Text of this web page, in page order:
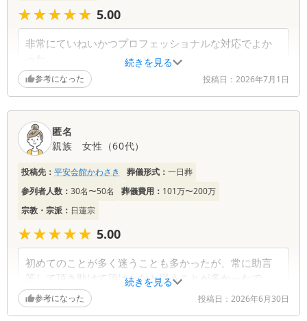
をいただき、一同大変感激しております。当日はご
不安なことも多かったかと存じますが、「心強かっ
た」「お電話が助かった」とのご感想を伺い、少し
でもお力になれたのであれば、私共にとりましても
何よりの救いでございます。 どのようなご要望に
対しても、できる限りご希望に添えるよう努めさせ
ていただきましたが、ご満足いただけたご様子に安
堵いたしました。 改めまして、大切な方のご葬儀
ました。 ご遺族の皆様におかれましては、どうか
お体を大切になさってください。
続きを見る
★★★★★
★★★★★ 5.00
非常にていねいかつプロフェッショナルな対応でよか
家族からも非常によい対応をしてくれたといわれた。
問題ありません。毎日ドライアイスをもってきてもら
特に対応して頂いた方は、私が葬儀おえ帰る際に深く
おじきしてもらい感動した。
葬儀社からの返信コメント
この度は、ご多忙中にもかかわらず大変温かいクチ
コミをご投稿いただき、誠にありがとうございま
す。 ご遺族の皆様からも「非常によい対応だっ
た」と仰っていただけたとのこと、私どもにとって
これ以上の喜びはございません。プロフェッショナ
ルとして安心をお届けできたのであれば、大変光栄
に存じます。 また、毎日のドライアイスの処置に
つきましても、お礼のお言葉をいただき恐縮でござ
います。故人様と過ごされる大切なお時間を、少し
参考になった 投稿日： 2026年7月1日
続きを見る
匿名
親族
女性 （60代）
投稿先： 平安会館かわさき 葬儀形式： 一日葬
参列者人数： 30名〜50名 葬儀費用： 101万〜200万
宗教・宗派： 日蓮宗
★★★★★
★★★★★ 5.00
初めてのことが多く迷うことも多かったが、常に助言
等して頂き助けて頂けたなと思うことが多かったで
す。
思っていた以上に安心して見送れ、とても感謝してい
参考になった 投稿日： 2026年6月30日